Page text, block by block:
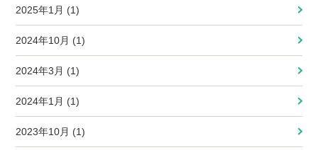
2025年1月 (1)
2024年10月 (1)
2024年3月 (1)
2024年1月 (1)
2023年10月 (1)